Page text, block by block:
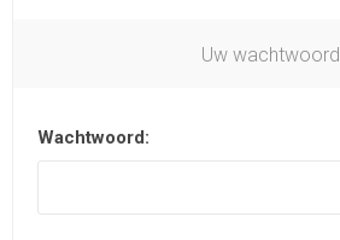
Uw wachtwoord
Wachtwoord: